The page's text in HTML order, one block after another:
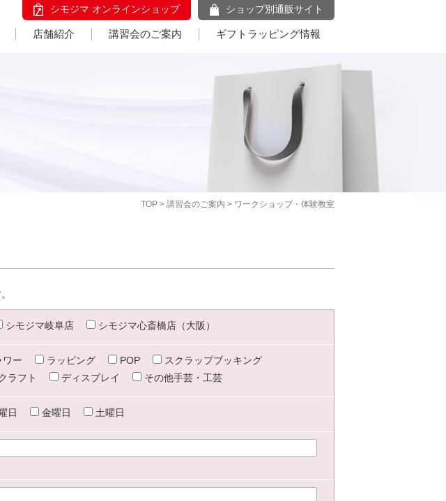
シモジマ オンラインショップ ショップ別通販サイト
店舗紹介 講習会のご案内 ギフトラッピング情報
TOP > 講習会のご案内 > ワークショップ・体験教室
シモジマ岐阜店 シモジマ心斎橋店（大阪）
ワー ラッピング POP
スクラップブッキング
ラフト ディスプレイ その他手芸・工芸
日 金曜日 土曜日